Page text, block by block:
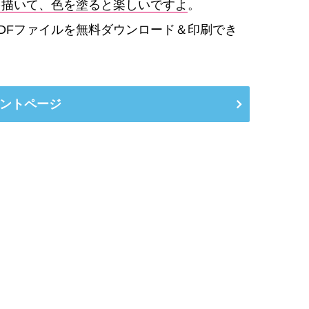
いて、色を塗ると楽しいですよ 。
ファイルを無料ダウンロード＆印刷でき
トページ